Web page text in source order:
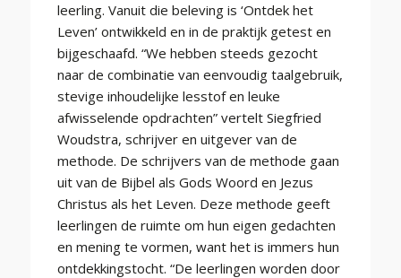
leerling. Vanuit die beleving is ‘Ontdek het
Leven’ ontwikkeld en in de praktijk getest en
bijgeschaafd. “We hebben steeds gezocht
naar de combinatie van eenvoudig taalgebruik,
stevige inhoudelijke lesstof en leuke
afwisselende opdrachten” vertelt Siegfried
Woudstra, schrijver en uitgever van de
methode. De schrijvers van de methode gaan
uit van de Bijbel als Gods Woord en Jezus
Christus als het Leven. Deze methode geeft
leerlingen de ruimte om hun eigen gedachten
en mening te vormen, want het is immers hun
ontdekkingstocht. “De leerlingen worden door